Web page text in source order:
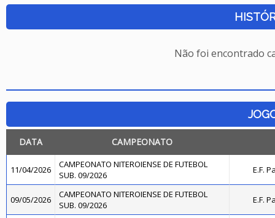
Não foi encontrado
DATA CAMPEONATO
11/04/2026
CAMPEONATO NITEROIENSE DE FUTEBOL
SUB. 09/2026
E.F.
09/05/2026
CAMPEONATO NITEROIENSE DE FUTEBOL
SUB. 09/2026
E.F.